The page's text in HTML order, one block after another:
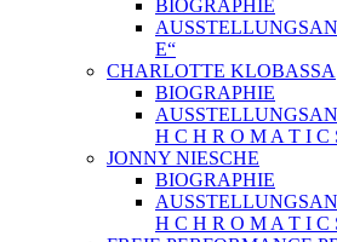
BIOGRAPHIE
E“
CHARLOTTE KLOBASSA
BIOGRAPHIE
H C H R O M A T I C
JONNY NIESCHE
BIOGRAPHIE
H C H R O M A T I C